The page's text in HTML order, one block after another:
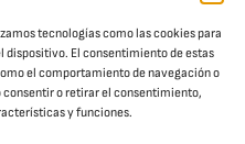
tecnologías como las cookies para
El consentimiento de estas
el comportamiento de navegación o
o retirar el consentimiento,
y funciones.
del triunfo al derrotar
en el quinto round,
Abu Dhabi. El